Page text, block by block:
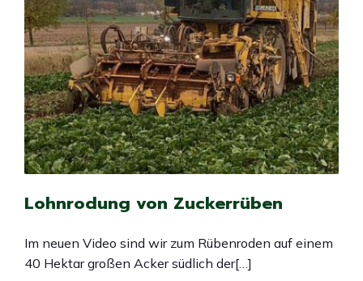
Lohnrodung von Zuckerrüben
Im neuen Video sind wir zum Rübenroden auf einem
40 Hektar großen Acker südlich der[…]